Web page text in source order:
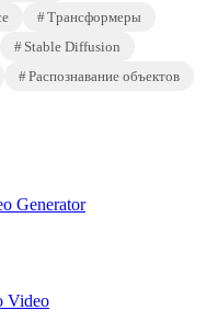
Трансформеры
Stable Diffusion
Распознавание объектов
Generator